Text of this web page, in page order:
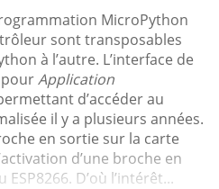
MicroPython
sont transposables
à l’autre. L’interface de
Application
d’accéder au
il y a plusieurs années.
en sortie sur la carte
d’une broche en
D’où l’intérêt...